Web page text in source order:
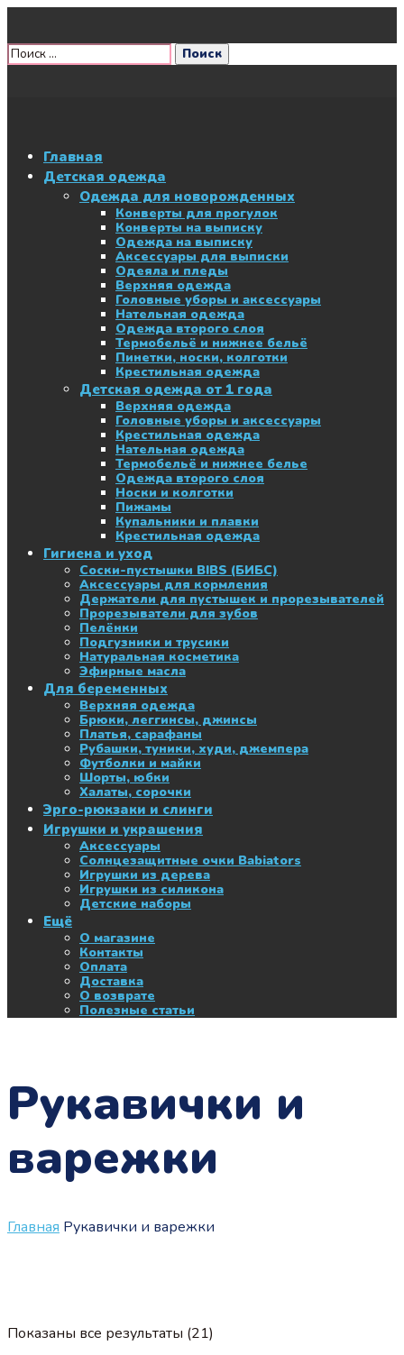
Главная
Детская одежда
Одежда для новорожденных
Конверты для прогулок
Конверты на выписку
Одежда на выписку
Аксессуары для выписки
Одеяла и пледы
Верхняя одежда
Головные уборы и аксессуары
Нательная одежда
Одежда второго слоя
Термобельё и нижнее бельё
Пинетки, носки, колготки
Крестильная одежда
Детская одежда от 1 года
Верхняя одежда
Головные уборы и аксессуары
Крестильная одежда
Нательная одежда
Термобельё и нижнее белье
Одежда второго слоя
Носки и колготки
Пижамы
Купальники и плавки
Крестильная одежда
Гигиена и уход
Соски-пустышки BIBS (БИБС)
Аксессуары для кормления
Держатели для пустышек и прорезывателей
Прорезыватели для зубов
Пелёнки
Подгузники и трусики
Натуральная косметика
Эфирные масла
Для беременных
Верхняя одежда
Брюки, леггинсы, джинсы
Платья, сарафаны
Рубашки, туники, худи, джемпера
Футболки и майки
Шорты, юбки
Халаты, сорочки
Эрго-рюкзаки и слинги
Игрушки и украшения
Аксессуары
Солнцезащитные очки Babiators
Игрушки из дерева
Игрушки из силикона
Детские наборы
Ещё
О магазине
Контакты
Оплата
Доставка
О возврате
Полезные статьи
Рукавички и
варежки
Главная Рукавички и варежки
Показаны все результаты (21)